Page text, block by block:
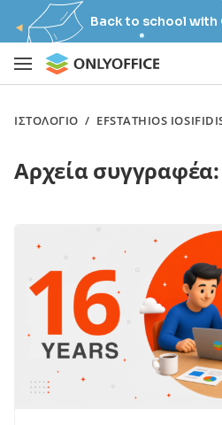
Back to school with
ΙΣΤΟΛΌΓΙΟ / EFSTATHIOS
Αρχεία συγγραφέα: